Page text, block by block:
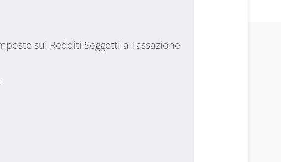
sui Redditi Soggetti a Tassazione